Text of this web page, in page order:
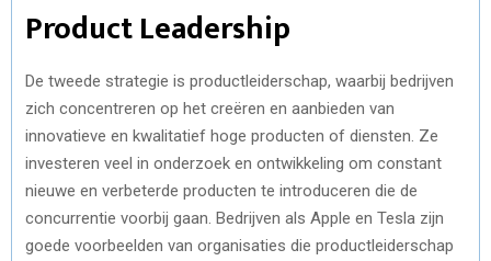
Product Leadership
De tweede strategie is productleiderschap, waarbij bedrijven
zich concentreren op het creëren en aanbieden van
innovatieve en kwalitatief hoge producten of diensten. Ze
investeren veel in onderzoek en ontwikkeling om constant
nieuwe en verbeterde producten te introduceren die de
concurrentie voorbij gaan. Bedrijven als Apple en Tesla zijn
goede voorbeelden van organisaties die productleiderschap